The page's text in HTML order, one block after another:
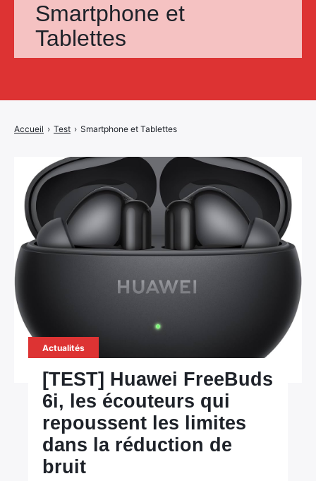
Smartphone et
Tablettes
Accueil › Test › Smartphone et Tablettes
Actualités
[TEST] Huawei FreeBuds
6i, les écouteurs qui
repoussent les limites
dans la réduction de
bruit